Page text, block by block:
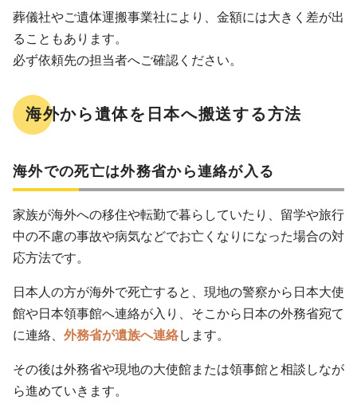
葬儀社やご遺体運搬事業社により、金額には大きく差が出
ることもあります。
必ず依頼先の担当者へご確認ください。
海外から遺体を日本へ搬送する方法
海外での死亡は外務省から連絡が入る
家族が海外への移住や転勤で暮らしていたり、留学や旅行
中の不慮の事故や病気などでお亡くなりになった場合の対
応方法です。
日本人の方が海外で死亡すると、現地の警察から日本大使
館や日本領事館へ連絡が入り、そこから日本の外務省宛て
に連絡、 外務省が遺族へ連絡します。
その後は外務省や現地の大使館または領事館と相談しなが
ら進めていきます。